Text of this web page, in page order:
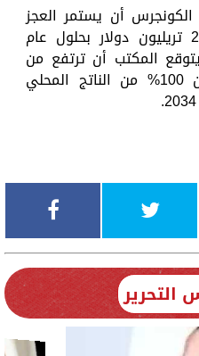
أن يستمر العجز
في الارتفاع، ليصل إلى 2.8 تريليون دولار بحلول عام
يتوقع المكتب أن ترتفع من
المستوى الحالي بالقرب من 100% من الناتج المحلي
التحرير